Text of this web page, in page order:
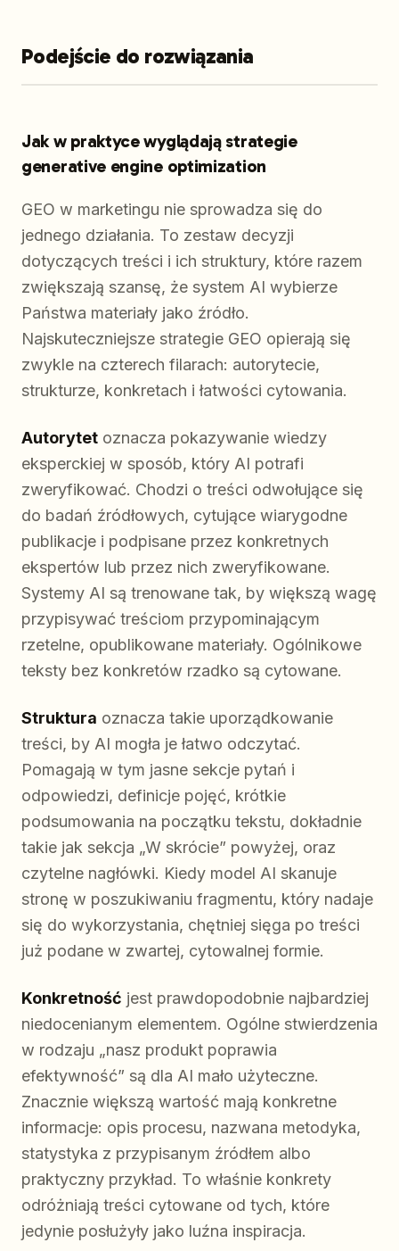
Podejście do rozwiązania
Jak w praktyce wyglądają strategie
generative engine optimization
GEO w marketingu nie sprowadza się do
jednego działania. To zestaw decyzji
dotyczących treści i ich struktury, które razem
zwiększają szansę, że system AI wybierze
Państwa materiały jako źródło.
Najskuteczniejsze strategie GEO opierają się
zwykle na czterech filarach: autorytecie,
strukturze, konkretach i łatwości cytowania.
Autorytet oznacza pokazywanie wiedzy
eksperckiej w sposób, który AI potrafi
zweryfikować. Chodzi o treści odwołujące się
do badań źródłowych, cytujące wiarygodne
publikacje i podpisane przez konkretnych
ekspertów lub przez nich zweryfikowane.
Systemy AI są trenowane tak, by większą wagę
przypisywać treściom przypominającym
rzetelne, opublikowane materiały. Ogólnikowe
teksty bez konkretów rzadko są cytowane.
Struktura oznacza takie uporządkowanie
treści, by AI mogła je łatwo odczytać.
Pomagają w tym jasne sekcje pytań i
odpowiedzi, definicje pojęć, krótkie
podsumowania na początku tekstu, dokładnie
takie jak sekcja „W skrócie” powyżej, oraz
czytelne nagłówki. Kiedy model AI skanuje
stronę w poszukiwaniu fragmentu, który nadaje
się do wykorzystania, chętniej sięga po treści
już podane w zwartej, cytowalnej formie.
Konkretność jest prawdopodobnie najbardziej
niedocenianym elementem. Ogólne stwierdzenia
w rodzaju „nasz produkt poprawia
efektywność” są dla AI mało użyteczne.
Znacznie większą wartość mają konkretne
informacje: opis procesu, nazwana metodyka,
statystyka z przypisanym źródłem albo
praktyczny przykład. To właśnie konkrety
odróżniają treści cytowane od tych, które
jedynie posłużyły jako luźna inspiracja.